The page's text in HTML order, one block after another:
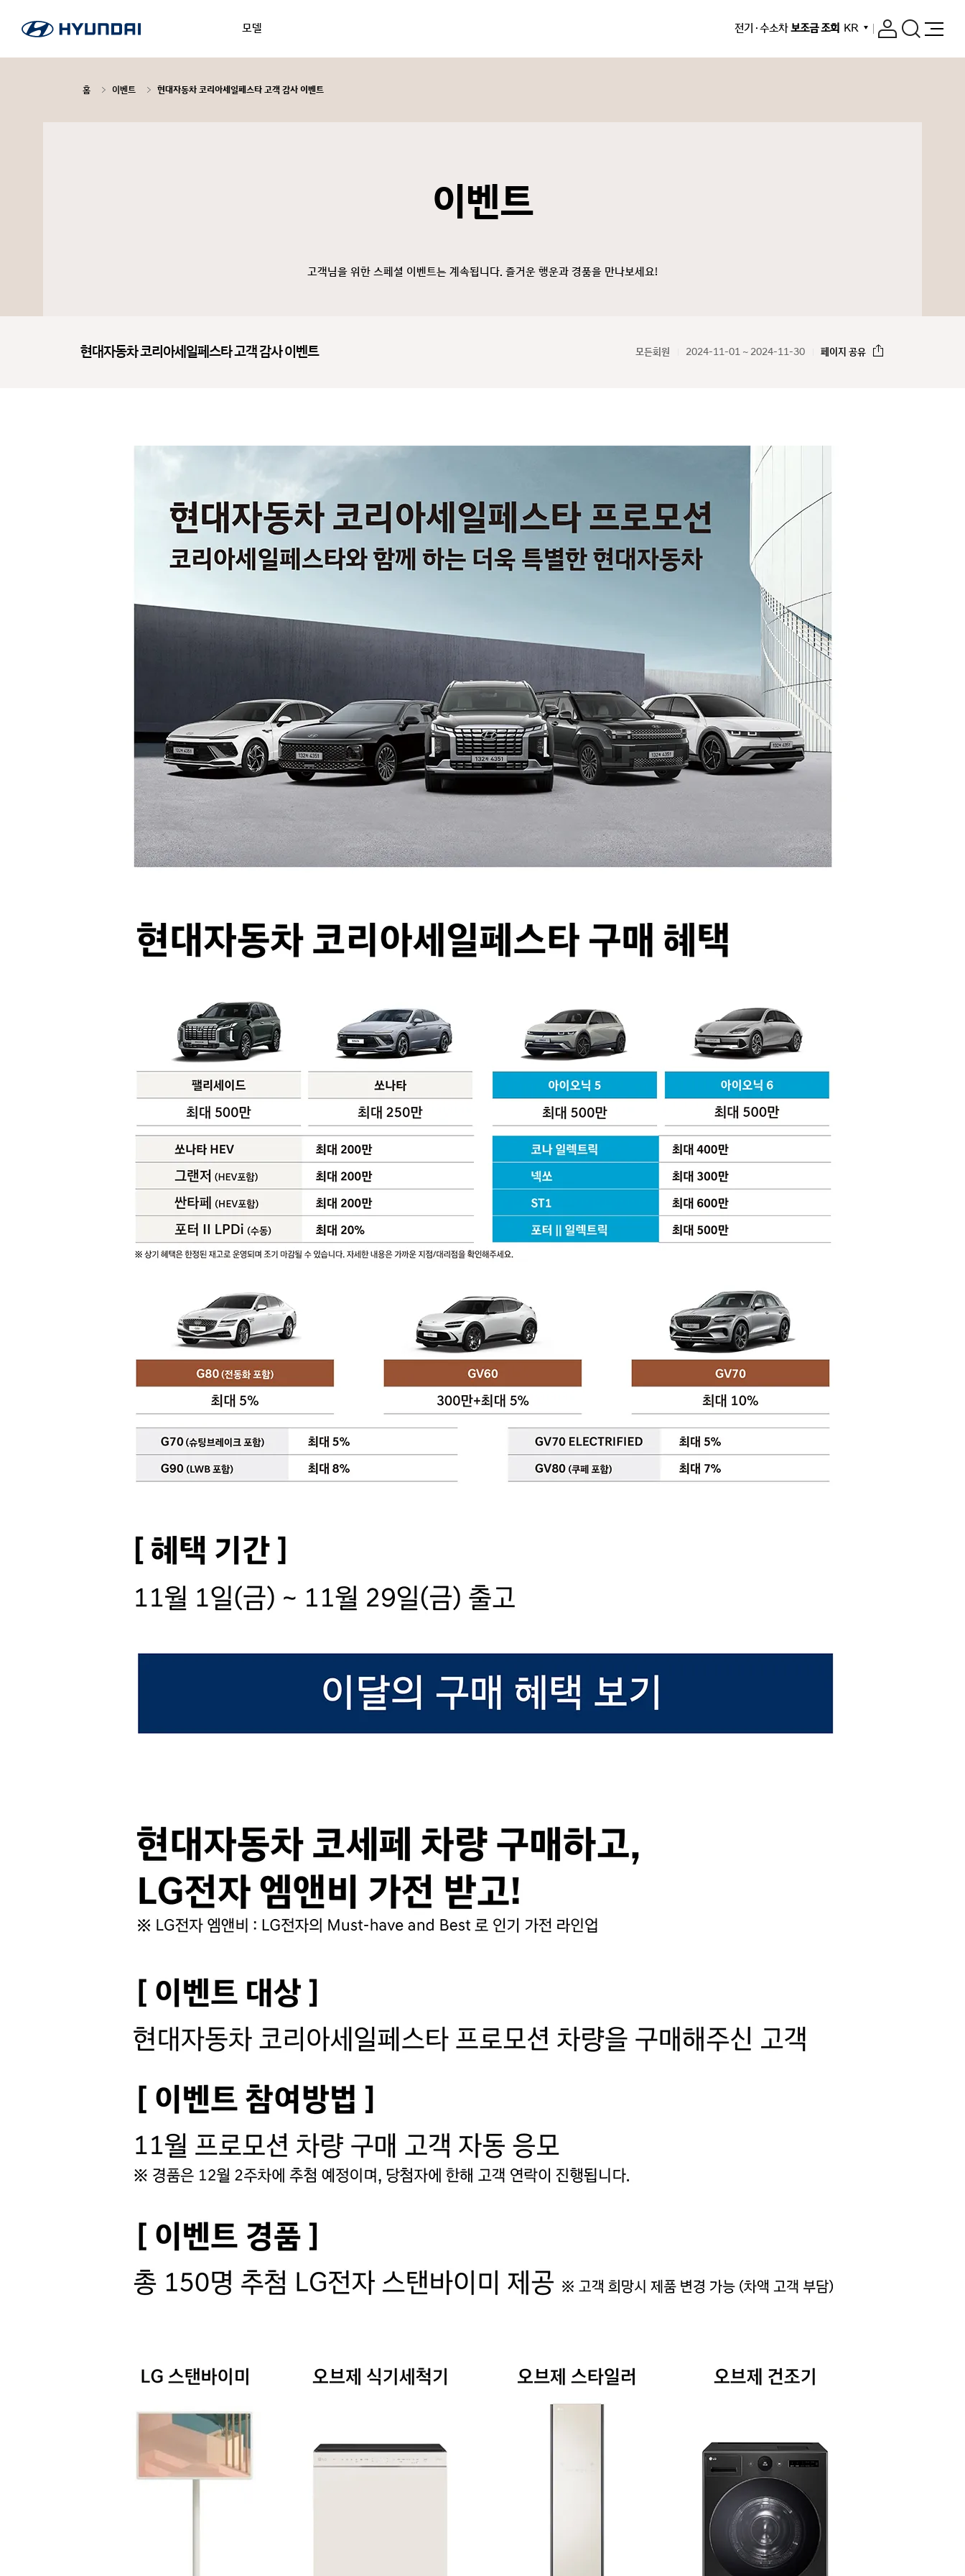
모델 전기 · 수소차보조금 조회 KR
홈 이벤트 현대자동차 코리아세일페스타 고객 감사 이벤트
이벤트
고객님을 위한 스페셜 이벤트는 계속됩니다. 즐거운 행운과 경품을 만나보세요!
현대자동차 코리아세일페스타 고객 감사 이벤트 모든회원 2024-11-01 ~ 2024-11-30 페이지 공유